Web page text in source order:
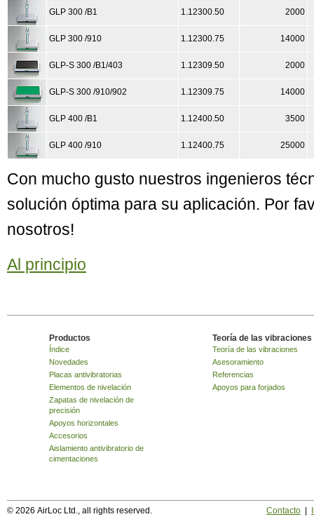
GLP 300 /B1 1.12300.50 2000
GLP 300 /910 1.12300.75 14000
GLP-S 300 /B1/403 1.12309.50 2000
GLP-S 300 /910/902 1.12309.75 14000
GLP 400 /B1 1.12400.50 3500
GLP 400 /910 1.12400.75 25000
Con mucho gusto nuestros ingenieros
solución óptima para su aplicación. Por
nosotros!
Al principio
Productos
Índice
Novedades
Placas antivibratorias
Elementos de nivelación
Zapatas de nivelación de
precisión
Apoyos horizontales
Accesorios
Aislamiento antivibratorio de
cimentaciones
Teoría de las vibraciones
Teoría de las vibraciones
Asesoramiento
Referencias
Apoyos para forjados
© 2026 AirLoc Ltd., all rights reserved. Contacto